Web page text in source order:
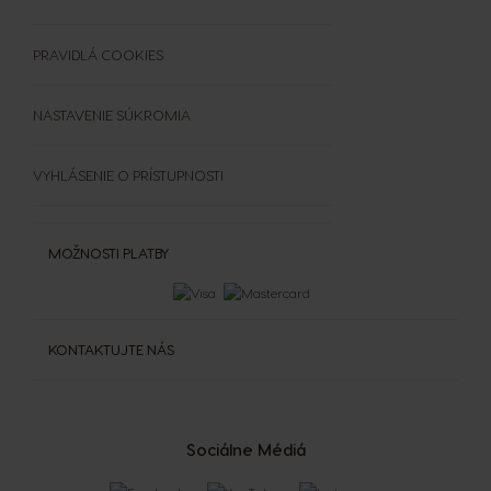
Sociálne Médiá
MOŽNOSTI PLATBY
KONTAKTUJTE NÁS
PRAVIDLÁ COOKIES
NASTAVENIE SÚKROMIA
VYHLÁSENIE O PRÍSTUPNOSTI